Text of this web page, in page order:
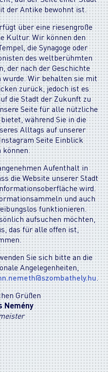
der Antike bewohnt ist.
über eine riesengroße
Kultur. Wir können den
die Synagoge oder
des weltberühmten
der nach der Geschichte
wurde. Wir behalten sie mit
zurück, jedoch ist es
die Stadt der Zukunft zu
Seite für alle nützliche
während Sie in die
Alltags auf unserer
Seite Einblick
können.
Aufenthalt in
die Website unserer Stadt
wird.
und auch
funktionieren.
aufsuchen möchten,
das für alle offen ist,
Sie sich bitte an die
Angelegenheiten,
szombathely.hu.
Grüßen
Nemény